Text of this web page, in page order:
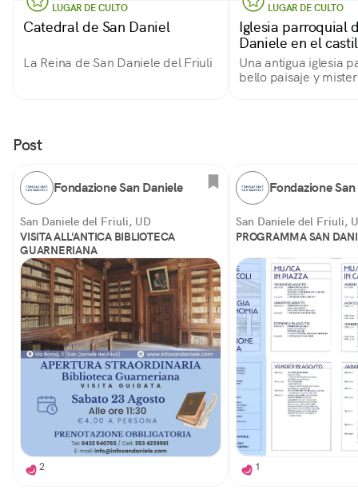
LUGAR DE CULTO
Catedral de San Daniel
La Reina de San Daniele del Friuli
LUGAR DE CULTO
Iglesia parroquial
Daniele en el
Una antigua iglesia
bello paisaje y
Post
Fondazione San Daniele
San Daniele del Friuli, UD
VISITA ALL'ANTICA BIBLIOTECA
GUARNERIANA
2
Fondazione
San Daniele del Friuli,
PROGRAMMA SAN
1